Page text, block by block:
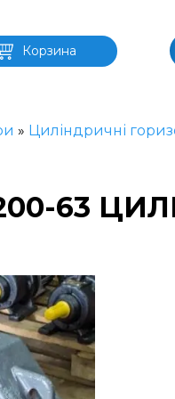
Корзина
» Циліндричні
63